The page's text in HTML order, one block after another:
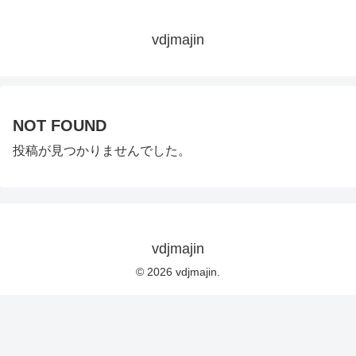
vdjmajin
NOT FOUND
投稿が見つかりませんでした。
vdjmajin
© 2026 vdjmajin.